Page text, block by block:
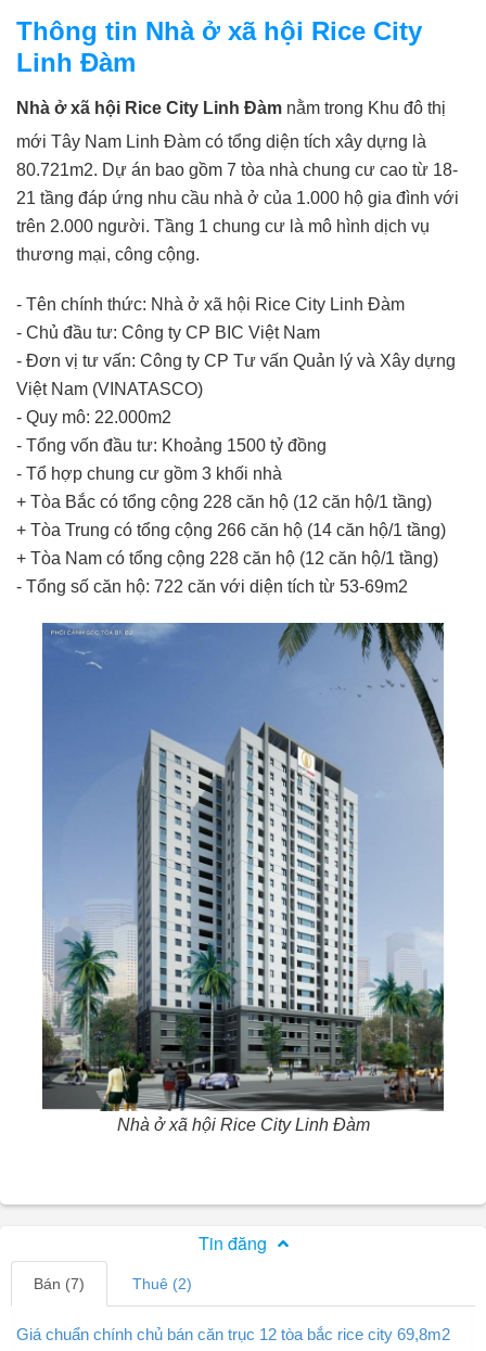
Thông tin Nhà ở xã hội Rice City
Linh Đàm
Nhà ở xã hội Rice City Linh Đàm nằm trong Khu đô thị
mới Tây Nam Linh Đàm có tổng diện tích xây dựng là
80.721m2. Dự án bao gồm 7 tòa nhà chung cư cao từ 18-
21 tầng đáp ứng nhu cầu nhà ở của 1.000 hộ gia đình với
trên 2.000 người. Tầng 1 chung cư là mô hình dịch vụ
thương mại, công cộng.
- Tên chính thức: Nhà ở xã hội Rice City Linh Đàm
- Chủ đầu tư: Công ty CP BIC Việt Nam
- Đơn vị tư vấn: Công ty CP Tư vấn Quản lý và Xây dựng
Việt Nam (VINATASCO)
- Quy mô: 22.000m2
- Tổng vốn đầu tư: Khoảng 1500 tỷ đồng
- Tổ hợp chung cư gồm 3 khối nhà
+ Tòa Bắc có tổng cộng 228 căn hộ (12 căn hộ/1 tầng)
+ Tòa Trung có tổng cộng 266 căn hộ (14 căn hộ/1 tầng)
+ Tòa Nam có tổng cộng 228 căn hộ (12 căn hộ/1 tầng)
- Tổng số căn hộ: 722 căn với diện tích từ 53-69m2
Nhà ở xã hội Rice City Linh Đàm
Tin đăng
Bán (7) Thuê (2)
Giá chuẩn chính chủ bán căn trục 12 tòa bắc rice city 69,8m2